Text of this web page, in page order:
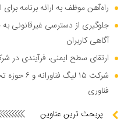
راه‌آهن موظف به ارائه برنامه
جلوگیری از دسترسی غیرقانونی
آگاهی کاربران
ارتقای سطح ایمنی، فرآیندی در
شرکت ۱۵
فناوری
پربحث ترین عناوین